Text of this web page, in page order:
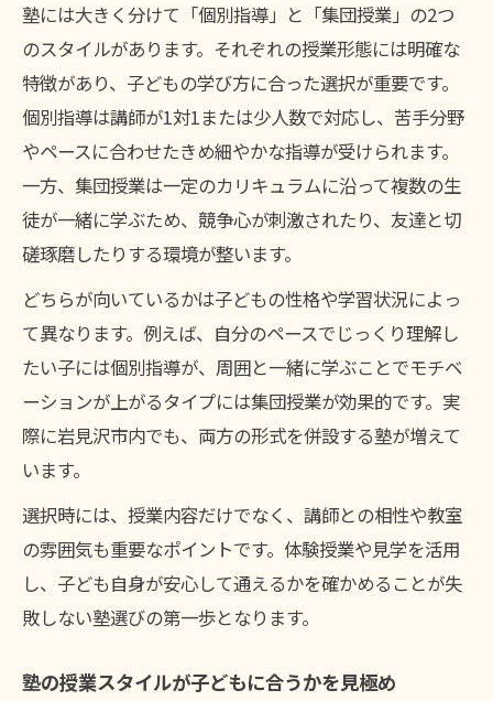
塾には大きく分けて「個別指導」と「集団授業」の2つ
のスタイルがあります。それぞれの授業形態には明確な
特徴があり、子どもの学び方に合った選択が重要です。
個別指導は講師が1対1または少人数で対応し、苦手分野
やペースに合わせたきめ細やかな指導が受けられます。
一方、集団授業は一定のカリキュラムに沿って複数の生
徒が一緒に学ぶため、競争心が刺激されたり、友達と切
磋琢磨したりする環境が整います。
どちらが向いているかは子どもの性格や学習状況によっ
て異なります。例えば、自分のペースでじっくり理解し
たい子には個別指導が、周囲と一緒に学ぶことでモチベ
ーションが上がるタイプには集団授業が効果的です。実
際に岩見沢市内でも、両方の形式を併設する塾が増えて
います。
選択時には、授業内容だけでなく、講師との相性や教室
の雰囲気も重要なポイントです。体験授業や見学を活用
し、子ども自身が安心して通えるかを確かめることが失
敗しない塾選びの第一歩となります。
塾の授業スタイルが子どもに合うかを見極め